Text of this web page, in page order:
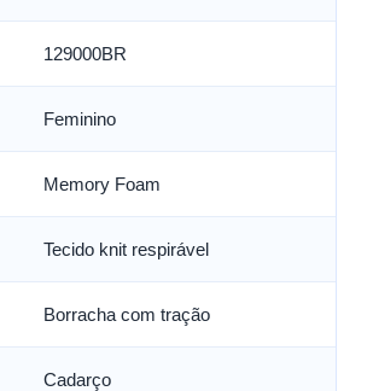
129000BR
Feminino
Memory Foam
Tecido knit respirável
Borracha com tração
Cadarço